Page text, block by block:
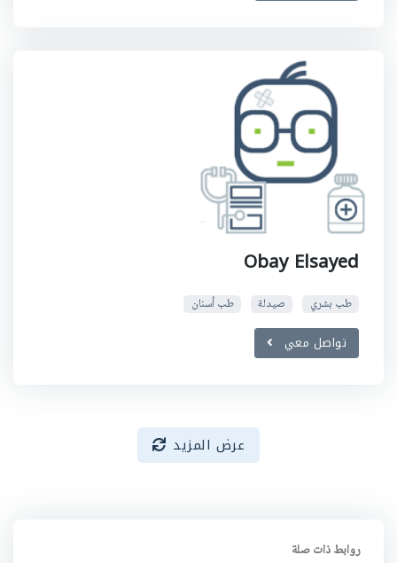
Obay Elsayed
طب بشري صيدلة طب أسنان
تواصل معي
عرض المزيد
روابط ذات صلة